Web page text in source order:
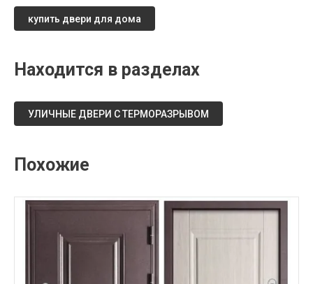
купить двери для дома
Находится в разделах
УЛИЧНЫЕ ДВЕРИ С ТЕРМОРАЗРЫВОМ
Похожие